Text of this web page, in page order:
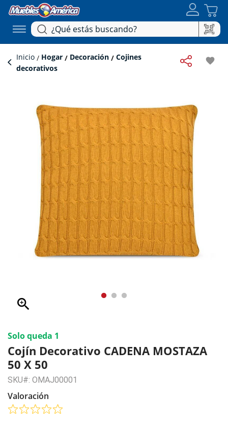
Inicio Hogar Decoración Cojines
decorativos
favorite
zoom_in
Solo queda 1
Cojín Decorativo CADENA MOSTAZA
50 X 50
SKU#: OMAJ00001
Valoración